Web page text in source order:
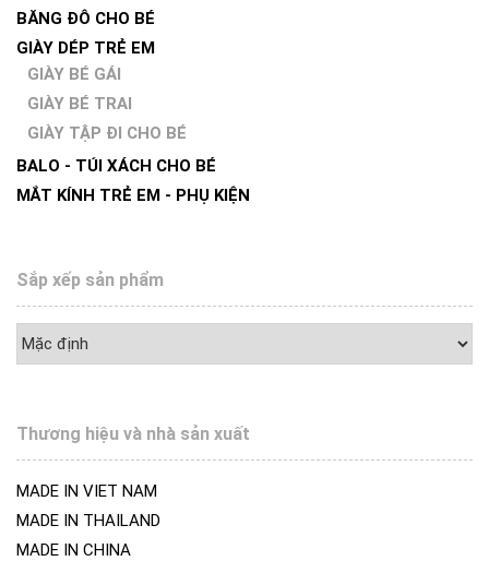
BĂNG ĐÔ CHO BÉ
GIÀY DÉP TRẺ EM
GIÀY BÉ GÁI
GIÀY BÉ TRAI
GIÀY TẬP ĐI CHO BÉ
BALO - TÚI XÁCH CHO BÉ
MẮT KÍNH TRẺ EM - PHỤ KIỆN
Sắp xếp sản phẩm
Thương hiệu và nhà sản xuất
MADE IN VIET NAM
MADE IN THAILAND
MADE IN CHINA